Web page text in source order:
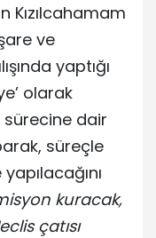
Kızılcahamam
ve
yaptığı
olarak
sürecine dair
süreçle
kuracak,
çatısı